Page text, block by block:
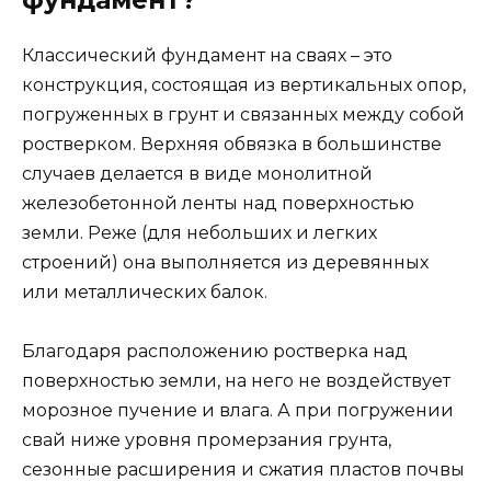
Классический фундамент на сваях – это
конструкция, состоящая из вертикальных опор,
погруженных в грунт и связанных между собой
ростверком. Верхняя обвязка в большинстве
случаев делается в виде монолитной
железобетонной ленты над поверхностью
земли. Реже (для небольших и легких
строений) она выполняется из деревянных
или металлических балок.
Благодаря расположению ростверка над
поверхностью земли, на него не воздействует
морозное пучение и влага. А при погружении
свай ниже уровня промерзания грунта,
сезонные расширения и сжатия пластов почвы